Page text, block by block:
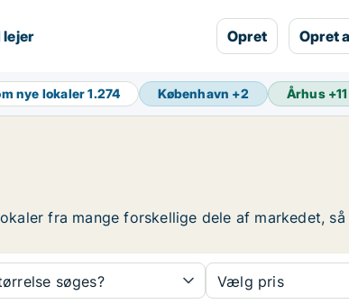
lejer Opret Opret
nye lokaler1.274 København +2 Århus+11
fra mange forskellige dele af markedet,
søges? Vælg pris